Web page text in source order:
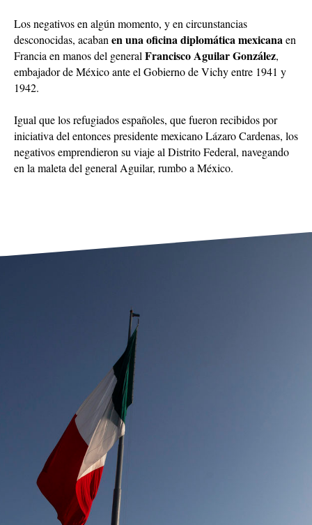
Los negativos en algún momento, y en circunstancias
desconocidas, acaban en una oficina diplomática mexicanaen
Francia en manos del general Francisco Aguilar González,
embajador de México ante el Gobierno de Vichy entre 1941 y
1942.
Igual que los refugiados españoles, que fueron recibidos por
iniciativa del entonces presidente mexicano Lázaro Cardenas, los
negativos emprendieron su viaje al Distrito Federal, navegando
en la maleta del general Aguilar, rumbo a México.